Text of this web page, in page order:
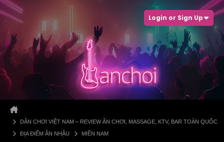
Login or Sign Up
DÂN CHƠI VIỆT NAM – REVIEW ĂN CHƠI, MASSAGE, KTV, BAR TOÀN QUỐC
ĐỊA ĐIỂM ĂN NHẬU
MIỀN NAM